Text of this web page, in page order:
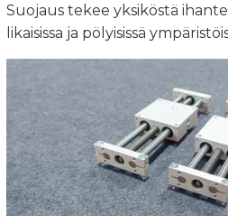
Suojaus tekee yksiköstä
likaisissa ja pölyisissä